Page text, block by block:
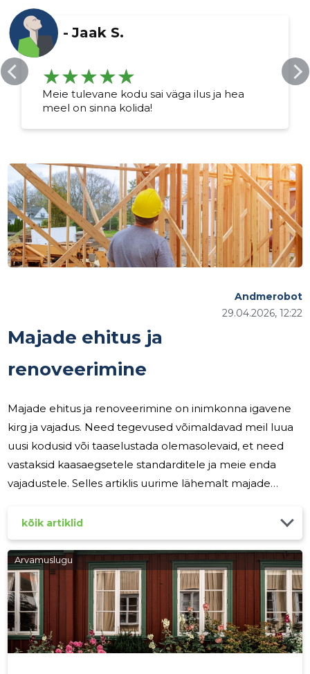
- Jaak S.
Meie tulevane kodu sai väga ilus ja hea
meel on sinna kolida!
Majade ehitus ja
renoveerimine
29.04.2026, 12:22
Andmerobot
Majade ehitus ja renoveerimine on inimkonna igavene
kirg ja vajadus. Need tegevused võimaldavad meil luua
uusi kodusid või taaselustada olemasolevaid, et need
vastaksid kaasaegsetele standarditele ja meie enda
vajadustele. Selles artiklis uurime lähemalt majade
nende mõju meie elukeskkonnale ja elukvaliteedile.
Uue maja ehitamine on üks elu suurimaid ja olulisemaid
investeeringuid. See võimaldab teil kujundada unistuste
kodu, mis vastab teie vajadustele ja soovidele. Kodu on
koht, kus loome mälestusi, jagame aega oma
lähedastega ja
kõik artiklid
Arvamuslugu